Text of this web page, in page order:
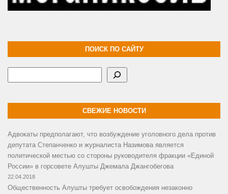
ПОИСК ПО САЙТУ
СВЕЖИЕ НОВОСТИ
Адвокаты предполагают, что возбуждение уголовного дела против
депутата Степанченко и журналиста Назимова является
политической местью со стороны руководителя фракции «Единой
России» в горсовете Алушты Джемала Джангобегова
22.04.2018
Общественность Алушты требует освобождения незаконно